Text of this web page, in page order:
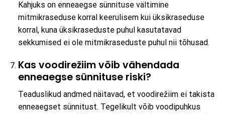
Kahjuks on enneaegse sünnituse vältimine
mitmikraseduse korral keerulisem kui üksikraseduse
korral, kuna üksikraseduste puhul kasutatavad
sekkumised ei ole mitmikraseduste puhul nii tõhusad.
Kas voodirežiim võib vähendada
enneaegse sünnituse riski?
Teaduslikud andmed näitavad, et voodirežiim ei takista
enneaegset sünnitust. Tegelikult võib voodipuhkus